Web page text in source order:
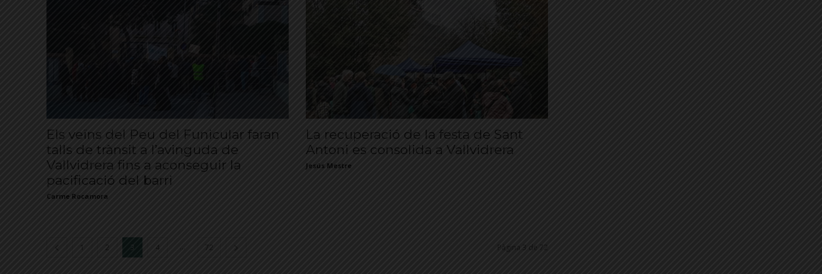
Els veïns del Peu del Funicular faran
talls de trànsit a l’avinguda de
Vallvidrera fins a aconseguir la
pacificació del barri
Carme Rocamora
La recuperació de la festa de Sant
Antoni es consolida a Vallvidrera
Jesús Mestre
1 2 3 4 ... 72 Pàgina 3 de 72